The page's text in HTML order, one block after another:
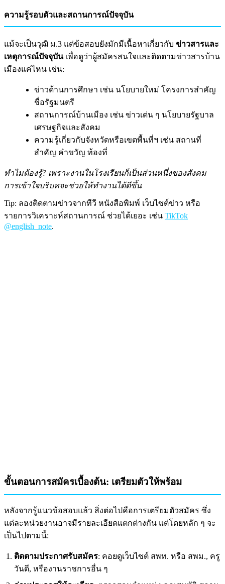
ความรู้รอบตัวและสถานการณ์ปัจจุบัน
แม้จะเป็นวุฒิ ม.3 แต่ข้อสอบยังมักมีเนื้อหาเกี่ยวกับ ข่าวสารและ
เหตุการณ์ปัจจุบันเพื่อดูว่าผู้สมัครสนใจและติดตามข่าวสารบ้าน
เมืองแค่ไหน เช่น:
ข่าวด้านการศึกษา เช่น นโยบายใหม่ โครงการสำคัญ
ชื่อรัฐมนตรี
สถานการณ์บ้านเมือง เช่น ข่าวเด่น ๆ นโยบายรัฐบาล
เศรษฐกิจและสังคม
ความรู้เกี่ยวกับจังหวัดหรือเขตพื้นที่ฯ เช่น สถานที่
สำคัญ คำขวัญ ท้องที่
ทำไมต้องรู้? เพราะงานในโรงเรียนก็เป็นส่วนหนึ่งของสังคม
การเข้าใจบริบทจะช่วยให้ทำงานได้ดีขึ้น
Tip: ลองติดตามข่าวจากทีวี หนังสือพิมพ์ เว็บไซต์ข่าว หรือ
รายการวิเคราะห์สถานการณ์ ช่วยได้เยอะ เช่น TikTok
@english_note.
ขั้นตอนการสมัครเบื้องต้น: เตรียมตัวให้พร้อม
หลังจากรู้แนวข้อสอบแล้ว สิ่งต่อไปคือการเตรียมตัวสมัคร ซึ่ง
แต่ละหน่วยงานอาจมีรายละเอียดแตกต่างกัน แต่โดยหลัก ๆ จะ
เป็นไปตามนี้:
ติดตามประกาศรับสมัคร: คอยดูเว็บไซต์ สพท. หรือ สพม., ครู
วันดี, หรืองานราชการอื่น ๆ